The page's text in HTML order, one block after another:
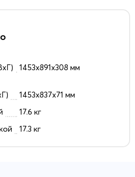
1453x891x308 мм
1453x837x71 мм
17.6 кг
17.3 кг